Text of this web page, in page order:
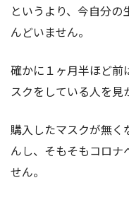
というより、今自分
んどいません。
確かに１ヶ月半ほど前
スクをしている人を見
購入したマスクが無く
んし、そもそもコロナ
せん。